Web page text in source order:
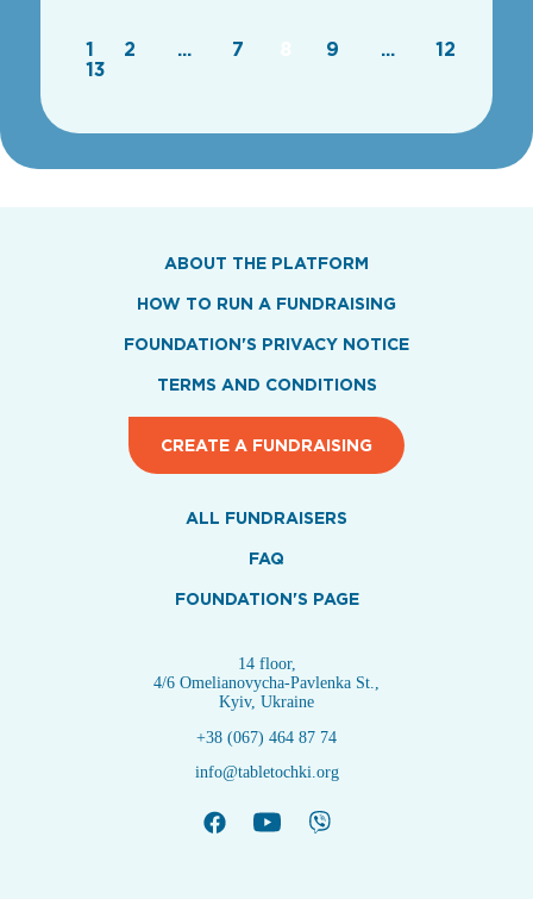
1 2 ... 7 9 ...
12
13
ABOUT THE PLATFORM
HOW TO RUN A FUNDRAISING
FOUNDATION'S PRIVACY NOTICE
TERMS AND CONDITIONS
CREATE A FUNDRAISING
ALL FUNDRAISERS
FAQ
FOUNDATION'S PAGE
14 floor,
4/6 Omelianovycha-Pavlenka St.,
Kyiv, Ukraine
+38 (067) 464 87 74
info@tabletochki.org